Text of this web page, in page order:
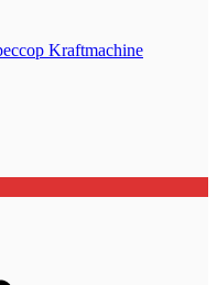
Kraftmaсhine